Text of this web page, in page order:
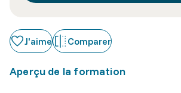
J'aime Comparer
Aperçu de la formation